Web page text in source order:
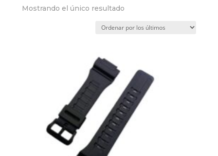
Mostrando el único resultado